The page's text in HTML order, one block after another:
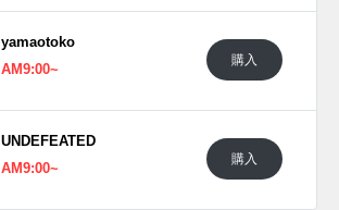
yamaotoko
AM9:00~
購入
UNDEFEATED
AM9:00~
購入